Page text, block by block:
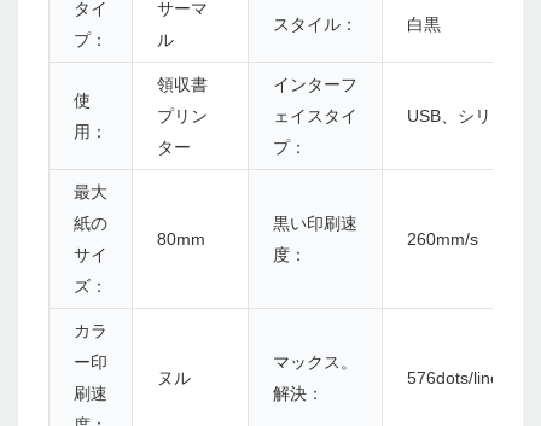
タイ
プ：
サーマ
ル
スタイル： 白黒
使
用：
領収書
プリン
ター
インターフ
ェイスタイ
プ：
USB、シリアル
最大
紙の
サイ
ズ：
80mm
黒い印刷速
度：
260mm/s
カラ
ー印
刷速
ヌル
マックス。
解決：
576dots/lineまた